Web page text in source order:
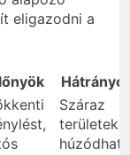
eligazodni a
Száraz
húzódhat